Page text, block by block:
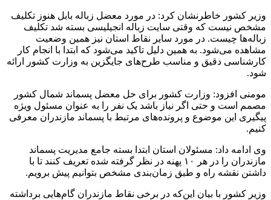
وزیر کشور خاطرنشان کرد: در مورد معضل زباله بابل هنوز تکلیف
مشخص نیست که وقتی سایت زباله انجیلیسی بسته شد تکلیف
زباله‌ها چیست. در مورد سایر نقاط استان نیز همین وضعیت
مشاهده می‌شود. به همین دلیل تاکید می‌شود که ابتدا با انجام کار
کارشناسی دقیق و مناسب طرح‌های جایگزین به وزارت کشور ارائه
شود.
مومنی افزود: وزارت کشور برای حل معضل پسماند شمال کشور
مصمم است و حتی اگر نیاز باشد یک نفر را به عنوان مسئول ویژه
پیگیری این موضوع و پرونده‌های مرتبط با پسماند مازندران معرفی
کنیم.
وی ادامه داد: مسئولان استان ابتدا بسته جامع مدیریت پسماند
مازندران را در هر ۱۰ پهنه در نظر گرفته شده تعریف کنند تا با
داشتن نقشه راه و طبق زمان‌بندی مشخص بتوانیم پیش برویم.
وزیر کشور با بیان این‌که در برخی نقاط مازندران گام‌هایی برداشته